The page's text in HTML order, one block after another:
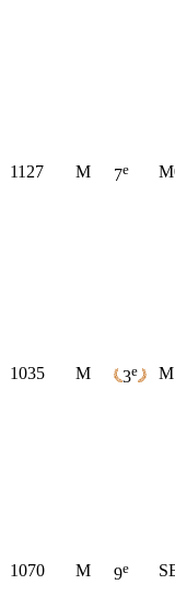
1127 M 7e
1035 M 3e
1070 M 9e